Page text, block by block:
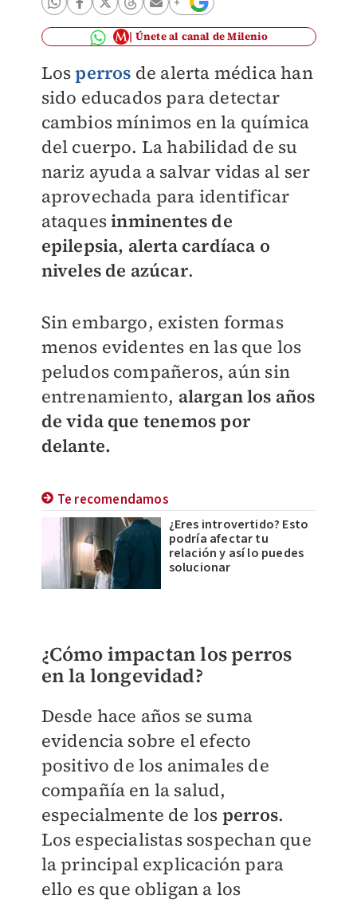
Únete al canal de Milenio
Losperros de alerta médica han
sido educados para detectar
cambios mínimos en la química
del cuerpo. La habilidad de su
nariz ayuda a salvar vidas al ser
aprovechada para identificar
ataquesinminentes de
epilepsia, alerta cardíaca o
niveles de azúcar.
Sin embargo, existen formas
menos evidentes en las que los
peludos compañeros, aún sin
entrenamiento, alargan los años
de vida que tenemos por
delante.
Te recomendamos
¿Eres introvertido? Esto
podría afectar tu
relación y así lo puedes
solucionar
¿Cómo impactan los perros
en la longevidad?
Desde hace años se suma
evidencia sobre el efecto
positivo de los animales de
compañía en la salud,
especialmente de los perros.
Los especialistas sospechan que
la principal explicación para
ello es que obligan a los